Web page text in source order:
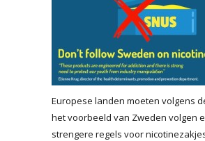
Europese landen moeten volgens
het voorbeeld van Zweden volgen
strengere regels voor